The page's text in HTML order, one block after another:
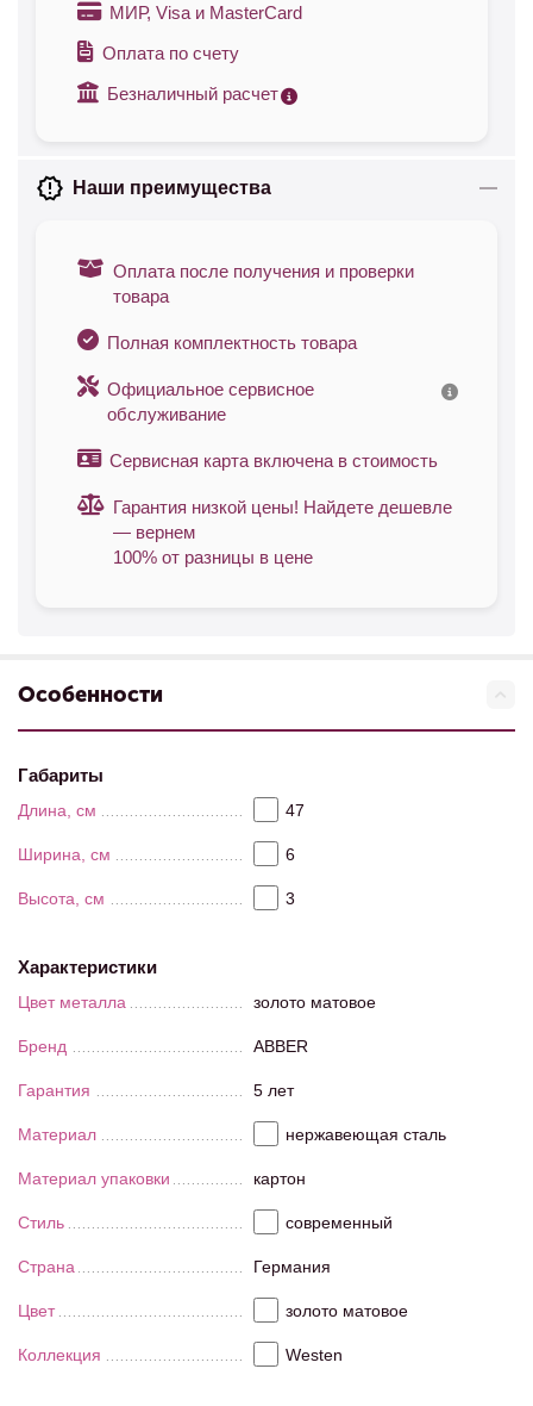
МИР, Visa и MasterCard
Оплата по счету
Безналичный расчет
Наши преимущества
Оплата после получения и проверки
товара
Полная комплектность товара
Официальное сервисное
обслуживание
Сервисная карта включена в стоимость
Гарантия низкой цены! Найдете дешевле
— вернем
100% от разницы в цене
Особенности
Габариты
Длина, см 47
Ширина, см 6
Высота, см 3
Характеристики
Цвет металла золото матовое
Бренд ABBER
Гарантия 5 лет
Материал нержавеющая сталь
Материал упаковки картон
Стиль современный
Страна Германия
Цвет золото матовое
Коллекция Westen